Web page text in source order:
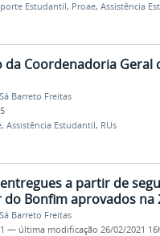
Estudantil, Proae, Assistência
da Coordenadoria
Barreto Freitas
, Assistência Estudantil, RUs
a partir de
do Bonfim aprovados na
Barreto Freitas
— última modificação 26/02/2021